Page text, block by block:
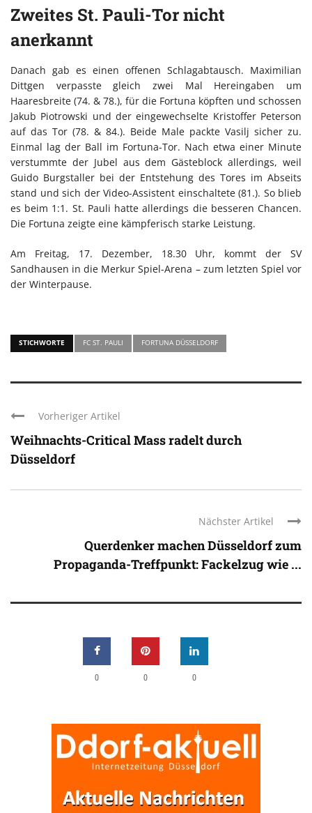
Zweites St. Pauli-Tor nicht
anerkannt
Danach gab es einen offenen Schlagabtausch. Maximilian
Dittgen verpasste gleich zwei Mal Hereingaben um
Haaresbreite (74. & 78.), für die Fortuna köpften und schossen
Jakub Piotrowski und der eingewechselte Kristoffer Peterson
auf das Tor (78. & 84.). Beide Male packte Vasilj sicher zu.
Einmal lag der Ball im Fortuna-Tor. Nach etwa einer Minute
verstummte der Jubel aus dem Gästeblock allerdings, weil
Guido Burgstaller bei der Entstehung des Tores im Abseits
stand und sich der Video-Assistent einschaltete (81.). So blieb
es beim 1:1. St. Pauli hatte allerdings die besseren Chancen.
Die Fortuna zeigte eine kämpferisch starke Leistung.
Am Freitag, 17. Dezember, 18.30 Uhr, kommt der SV
Sandhausen in die Merkur Spiel-Arena – zum letzten Spiel vor
der Winterpause.
STICHWORTE FC ST. PAULI FORTUNA DÜSSELDORF
Vorheriger Artikel
Weihnachts-Critical Mass radelt durch
Düsseldorf
Nächster Artikel
Querdenker machen Düsseldorf zum
Propaganda-Treffpunkt: Fackelzug wie ...
0 0 0